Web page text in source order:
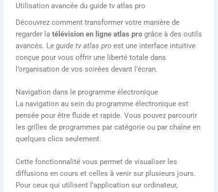
Utilisation avancée du guide tv atlas pro
Découvrez comment transformer votre manière de
regarder latélévision en ligne atlas pro grâce à des outils
avancés. Leguide tv atlas pro est une interface intuitive
conçue pour vous offrir une liberté totale dans
l’organisation de vos soirées devant l’écran.
Navigation dans le programme électronique
La navigation au sein du programme électronique est
pensée pour être fluide et rapide. Vous pouvez parcourir
les grilles de programmes par catégorie ou par chaîne en
quelques clics seulement.
Cette fonctionnalité vous permet de visualiser les
diffusions en cours et celles à venir sur plusieurs jours.
Pour ceux qui utilisent l’application sur ordinateur,